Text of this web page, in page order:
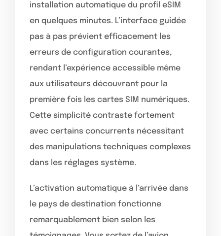
installation automatique du profil eSIM
en quelques minutes. L’interface guidée
pas à pas prévient efficacement les
erreurs de configuration courantes,
rendant l’expérience accessible même
aux utilisateurs découvrant pour la
première fois les cartes SIM numériques.
Cette simplicité contraste fortement
avec certains concurrents nécessitant
des manipulations techniques complexes
dans les réglages système.
L’activation automatique à l’arrivée dans
le pays de destination fonctionne
remarquablement bien selon les